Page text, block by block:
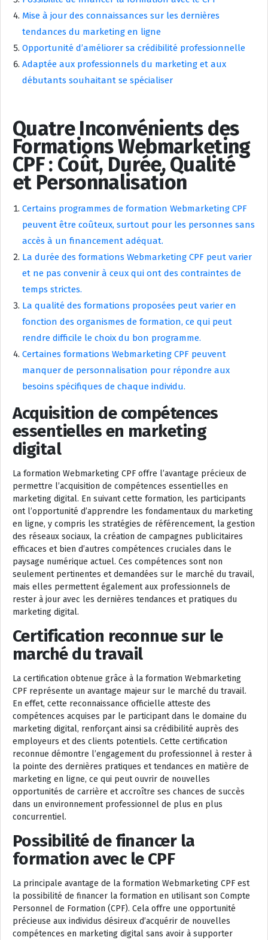
Mise à jour des connaissances sur les dernières
tendances du marketing en ligne
Opportunité d’améliorer sa crédibilité professionnelle
Adaptée aux professionnels du marketing et aux
débutants souhaitant se spécialiser
Quatre Inconvénients des
Formations Webmarketing
CPF : Coût, Durée, Qualité
et Personnalisation
Certains programmes de formation Webmarketing CPF
peuvent être coûteux, surtout pour les personnes sans
accès à un financement adéquat.
La durée des formations Webmarketing CPF peut varier
et ne pas convenir à ceux qui ont des contraintes de
temps strictes.
La qualité des formations proposées peut varier en
fonction des organismes de formation, ce qui peut
rendre difficile le choix du bon programme.
Certaines formations Webmarketing CPF peuvent
manquer de personnalisation pour répondre aux
besoins spécifiques de chaque individu.
Acquisition de compétences
essentielles en marketing
digital
La formation Webmarketing CPF offre l’avantage précieux de
permettre l’acquisition de compétences essentielles en
marketing digital. En suivant cette formation, les participants
ont l’opportunité d’apprendre les fondamentaux du marketing
en ligne, y compris les stratégies de référencement, la gestion
des réseaux sociaux, la création de campagnes publicitaires
efficaces et bien d’autres compétences cruciales dans le
paysage numérique actuel. Ces compétences sont non
seulement pertinentes et demandées sur le marché du travail,
mais elles permettent également aux professionnels de
rester à jour avec les dernières tendances et pratiques du
marketing digital.
Certification reconnue sur le
marché du travail
La certification obtenue grâce à la formation Webmarketing
CPF représente un avantage majeur sur le marché du travail.
En effet, cette reconnaissance officielle atteste des
compétences acquises par le participant dans le domaine du
marketing digital, renforçant ainsi sa crédibilité auprès des
employeurs et des clients potentiels. Cette certification
reconnue démontre l’engagement du professionnel à rester à
la pointe des dernières pratiques et tendances en matière de
marketing en ligne, ce qui peut ouvrir de nouvelles
opportunités de carrière et accroître ses chances de succès
dans un environnement professionnel de plus en plus
concurrentiel.
Possibilité de financer la
formation avec le CPF
La principale avantage de la formation Webmarketing CPF est
la possibilité de financer la formation en utilisant son Compte
Personnel de Formation (CPF). Cela offre une opportunité
précieuse aux individus désireux d’acquérir de nouvelles
compétences en marketing digital sans avoir à supporter